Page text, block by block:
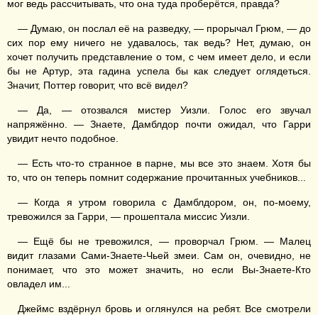
мог ведь рассчитывать, что она туда проберётся, правда?
— Думаю, он послал её на разведку, — прорычал Грюм, — до
сих пор ему ничего не удавалось, так ведь? Нет, думаю, он
хочет получить представление о том, с чем имеет дело, и если
бы не Артур, эта гадина успела бы как следует оглядеться.
Значит, Поттер говорит, что всё видел?
— Да, — отозвался мистер Уизли. Голос его звучал
напряжённо. — Знаете, Дамблдор почти ожидал, что Гарри
увидит нечто подобное.
— Есть что-то странное в парне, мы все это знаем. Хотя бы
то, что он теперь помнит содержание прочитанных учебников...
— Когда я утром говорила с Дамблдором, он, по-моему,
тревожился за Гарри, — прошептала миссис Уизли.
— Ещё бы не тревожился, — проворчал Грюм. — Малец
видит глазами Сами-Знаете-Чьей змеи. Сам он, очевидно, не
понимает, что это может значить, но если Вы-Знаете-Кто
овладел им...
Джеймс вздёрнул бровь и оглянулся на ребят. Все смотрели